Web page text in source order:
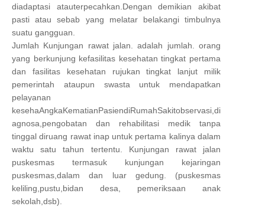
diadaptasi atauterpecahkan.Dengan demikian akibat
pasti atau sebab yang melatar belakangi timbulnya
suatu gangguan.
Jumlah Kunjungan rawat jalan. adalah jumlah. orang
yang berkunjung kefasilitas kesehatan tingkat pertama
dan fasilitas kesehatan rujukan tingkat lanjut milik
pemerintah ataupun swasta untuk mendapatkan
pelayanan
kesehaAngkaKematianPasiendiRumahSakitobservasi,di
agnosa,pengobatan dan rehabilitasi medik tanpa
tinggal diruang rawat inap untuk pertama kalinya dalam
waktu satu tahun tertentu. Kunjungan rawat jalan
puskesmas termasuk kunjungan kejaringan
puskesmas,dalam dan luar gedung. (puskesmas
keliling,pustu,bidan desa, pemeriksaan anak
sekolah,dsb).